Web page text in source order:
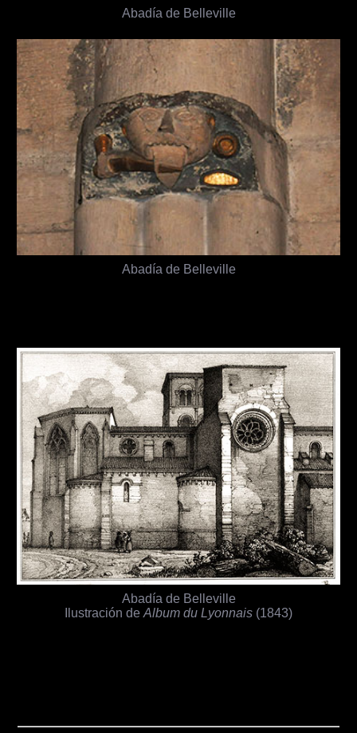
Abadía de Belleville
Abadía de Belleville
Abadía de Belleville
Ilustración de Album du Lyonnais (1843)